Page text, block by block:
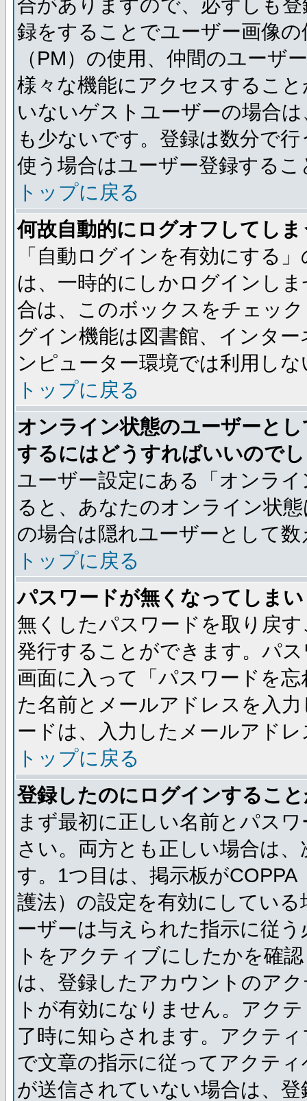
合がありますので、必ずしも
録をすることでユーザー画像
（PM）の使用、仲間のユーザ
様々な機能にアクセスするこ
いないゲストユーザーの場合
も少ないです。登録は数分で
使う場合はユーザー登録する
トップに戻る
何故自動的にログオフしてし
「自動ログインを有効にする
は、一時的にしかログインし
合は、このボックスをチェッ
グイン機能は図書館、インタ
ンピューター環境では利用し
トップに戻る
オンライン状態のユーザーと
するにはどうすればいいので
ユーザー設定にある「オンラ
ると、あなたのオンライン状
の場合は隠れユーザーとして
トップに戻る
パスワードが無くなってしま
無くしたパスワードを取り戻
発行することができます。パ
画面に入って「パスワードを
た名前とメールアドレスを入
ードは、入力したメールアド
トップに戻る
登録したのにログインするこ
まず最初に正しい名前とパス
さい。両方とも正しい場合は
す。1つ目は、掲示板が
護法）の設定を有効にしてい
ーザーは与えられた指示に従
トをアクティブにしたかを確
は、登録したアカウントのア
トが有効になりません。アク
了時に知らされます。アクテ
で文章の指示に従ってアクテ
が送信されていない場合は、